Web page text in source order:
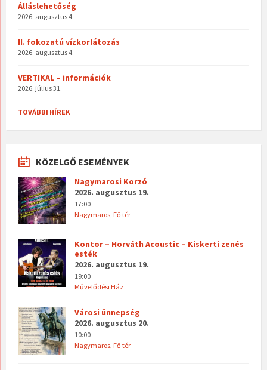
Álláslehetőség
2026. augusztus 4.
II. fokozatú vízkorlátozás
2026. augusztus 4.
VERTIKAL – információk
2026. július 31.
TOVÁBBI HÍREK
KÖZELGŐ ESEMÉNYEK
Nagymarosi Korzó
2026. augusztus 19.
17:00
Nagymaros, Fő tér
Kontor – Horváth Acoustic – Kiskerti zenés
esték
2026. augusztus 19.
19:00
Művelődési Ház
Városi ünnepség
2026. augusztus 20.
10:00
Nagymaros, Fő tér